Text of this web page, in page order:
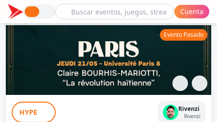
Cuenta
Le Tour De L'Histoire - Paris - La
Révolution Haïtienne - Rivenzi
Evento Pasado
HYPE Rivenzi
Rivenzi